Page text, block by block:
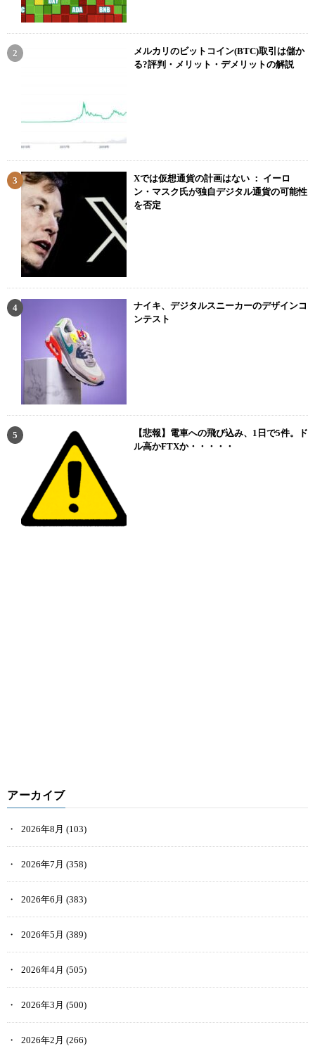
メルカリのビットコイン(BTC)取引は儲か
る?評判・メリット・デメリットの解説
Xでは仮想通貨の計画はない ： イーロ
ン・マスク氏が独自デジタル通貨の可能性
を否定
ナイキ、デジタルスニーカーのデザインコ
ンテスト
【悲報】電車への飛び込み、1日で5件。ド
ル高かFTXか・・・・・
アーカイブ
2026年8月 (103)
2026年7月 (358)
2026年6月 (383)
2026年5月 (389)
2026年4月 (505)
2026年3月 (500)
2026年2月 (266)